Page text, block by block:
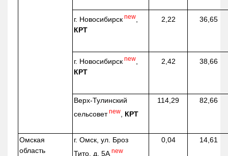
г. Новосибирск new
КРТ
2,22 36,65
г. Новосибирск new
КРТ
2,42 38,66
Верх-Тулинский
сельсовет new КРТ
114,29 82,66
Омская
область
г. Омск, ул. Броз
Тито, д. 5А new
0,04 14,61